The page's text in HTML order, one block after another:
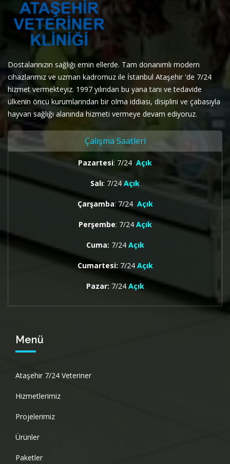
Dostalarınızın sağlığı emin ellerde. Tam donanımlı modern
cihazlarımız ve uzman kadromuz ile İstanbul Ataşehir 'de 7/24
hizmet vermekteyiz. 1997 yılından bu yana tanı ve tedavide
ülkenin öncü kurumlarından bir olma iddiası, disiplini ve çabasıyla
hayvan sağlığı alanında hizmeti vermeye devam ediyoruz.
Çalışma Saatleri
Pazartesi: 7/24 Açık
Salı: 7/24 Açık
Çarşamba: 7/24 Açık
Perşembe: 7/24 Açık
Cuma: 7/24 Açık
Cumartesi: 7/24 Açık
Pazar: 7/24 Açık
Menü
Ataşehir 7/24 Veteriner
Hizmetlerimiz
Projelerimiz
Ürünler
Paketler